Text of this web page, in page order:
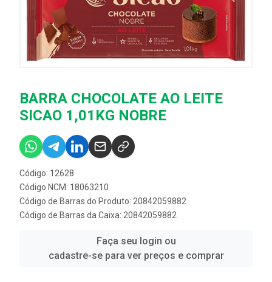
BARRA CHOCOLATE AO LEITE
SICAO 1,01KG NOBRE
Código: 12628
Código NCM: 18063210
Código de Barras do Produto: 20842059882
Código de Barras da Caixa: 20842059882
Faça seu login ou
cadastre-se para ver preços e comprar